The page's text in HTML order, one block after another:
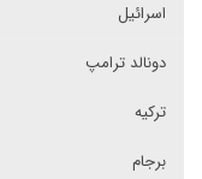
اسرائیل
دونالد ترامپ
ترکیه
برجام